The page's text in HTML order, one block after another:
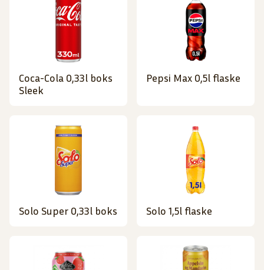
Coca-Cola 0,33l boks
Sleek
Pepsi Max 0,5l flaske
Solo Super 0,33l boks Solo 1,5l flaske